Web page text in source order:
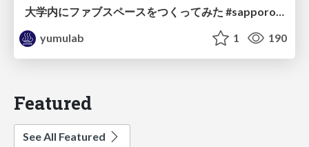
大学内にファブスペースをつくってみた #sapporo3dp / Making HIU Fab
yumulab
1 190
Featured
See All Featured